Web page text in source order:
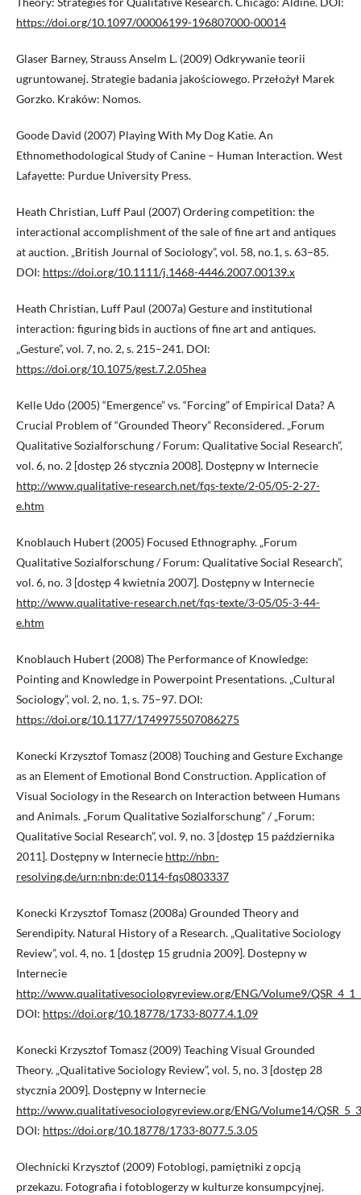
https://doi.org/10.1097/00006199-196807000-00014
Glaser Barney, Strauss Anselm L. (2009) Odkrywanie teorii
ugruntowanej. Strategie badania jakościowego. Przełożył Marek
Gorzko. Kraków: Nomos.
Goode David (2007) Playing With My Dog Katie. An
Ethnomethodological Study of Canine – Human Interaction. West
Lafayette: Purdue University Press.
Heath Christian, Luff Paul (2007) Ordering competition: the
interactional accomplishment of the sale of fine art and antiques
at auction. „British Journal of Sociology”, vol. 58, no.1, s. 63–85.
DOI: https://doi.org/10.1111/j.1468-4446.2007.00139.x
Heath Christian, Luff Paul (2007a) Gesture and institutional
interaction: figuring bids in auctions of fine art and antiques.
„Gesture”, vol. 7, no. 2, s. 215–241. DOI:
https://doi.org/10.1075/gest.7.2.05hea
Kelle Udo (2005) “Emergence” vs. “Forcing” of Empirical Data? A
Crucial Problem of “Grounded Theory” Reconsidered. „Forum
Qualitative Sozialforschung / Forum: Qualitative Social Research”,
vol. 6, no. 2 [dostęp 26 stycznia 2008]. Dostępny w Internecie
http://www.qualitative-research.net/fqs-texte/2-05/05-2-27-
e.htm
Knoblauch Hubert (2005) Focused Ethnography. „Forum
Qualitative Sozialforschung / Forum: Qualitative Social Research”,
vol. 6, no. 3 [dostęp 4 kwietnia 2007]. Dostępny w Internecie
http://www.qualitative-research.net/fqs-texte/3-05/05-3-44-
e.htm
Knoblauch Hubert (2008) The Performance of Knowledge:
Pointing and Knowledge in Powerpoint Presentations. „Cultural
Sociology”, vol. 2, no. 1, s. 75–97. DOI:
https://doi.org/10.1177/1749975507086275
Konecki Krzysztof Tomasz (2008) Touching and Gesture Exchange
as an Element of Emotional Bond Construction. Application of
Visual Sociology in the Research on Interaction between Humans
and Animals. „Forum Qualitative Sozialforschung” / „Forum:
Qualitative Social Research”, vol. 9, no. 3 [dostęp 15 października
2011]. Dostępny w Internecie http://nbn-
resolving.de/urn:nbn:de:0114-fqs0803337
Konecki Krzysztof Tomasz (2008a) Grounded Theory and
Serendipity. Natural History of a Research. „Qualitative Sociology
Review”, vol. 4, no. 1 [dostęp 15 grudnia 2009]. Dostepny w
Internecie
http://www.qualitativesociologyreview.org/ENG/Volume9/
DOI: https://doi.org/10.18778/1733-8077.4.1.09
Konecki Krzysztof Tomasz (2009) Teaching Visual Grounded
Theory. „Qualitative Sociology Review”, vol. 5, no. 3 [dostęp 28
stycznia 2009]. Dostępny w Internecie
http://www.qualitativesociologyreview.org/ENG/Volume14/
DOI: https://doi.org/10.18778/1733-8077.5.3.05
Olechnicki Krzysztof (2009) Fotoblogi, pamiętniki z opcją
przekazu. Fotografia i fotoblogerzy w kulturze konsumpcyjnej.